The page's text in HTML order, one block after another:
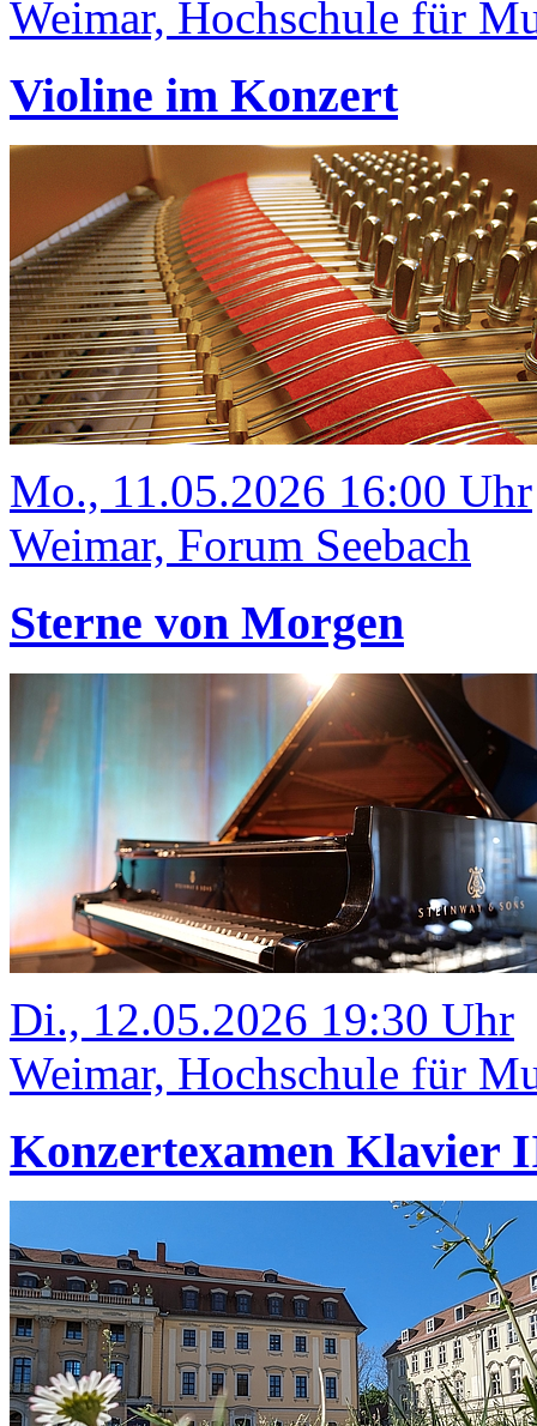
Weimar, Hochschule für
Violine im Konzert
Mo., 11.05.2026 16:00 Uhr
Weimar, Forum Seebach
Sterne von Morgen
Di., 12.05.2026 19:30 Uhr
Weimar, Hochschule für
Konzertexamen Klavier